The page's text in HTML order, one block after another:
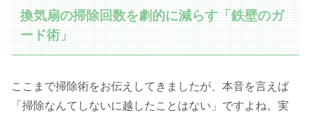
換気扇の掃除回数を劇的に減らす「鉄壁のガ
ード術」
ここまで掃除術をお伝えしてきましたが、本音を言えば
「掃除なんてしないに越したことはない」ですよね。実